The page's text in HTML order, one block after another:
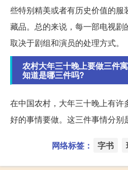
些特别精美或者有历史价值的服
藏品。总的来说，每一部电视剧
取决于剧组和演员的处理方式。
农村大年三十晚上要做三件
知道是哪三件吗?
在中国农村，大年三十晚上有许
好的事情要做。这三件事情分别
网络标签： 字书